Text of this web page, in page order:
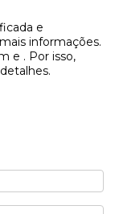
e
informações.
e . Por isso,